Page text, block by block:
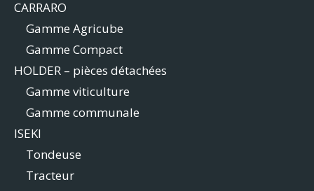
CARRARO
Gamme Agricube
Gamme Compact
HOLDER – pièces détachées
Gamme viticulture
Gamme communale
ISEKI
Tondeuse
Tracteur